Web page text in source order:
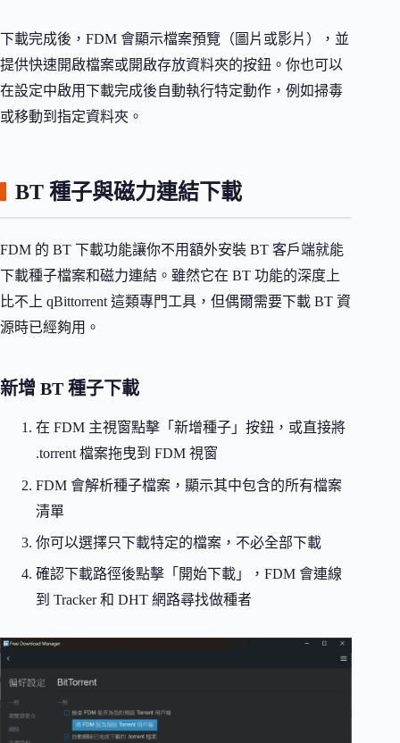
下載完成後，FDM 會顯示檔案預覽（圖片或影片），並
提供快速開啟檔案或開啟存放資料夾的按鈕。你也可以
在設定中啟用下載完成後自動執行特定動作，例如掃毒
或移動到指定資料夾。
BT 種子與磁力連結下載
FDM 的 BT 下載功能讓你不用額外安裝 BT 客戶端就能
下載種子檔案和磁力連結。雖然它在 BT 功能的深度上
比不上 qBittorrent 這類專門工具，但偶爾需要下載 BT 資
源時已經夠用。
新增 BT 種子下載
在 FDM 主視窗點擊「新增種子」按鈕，或直接將
.torrent 檔案拖曳到 FDM 視窗
FDM 會解析種子檔案，顯示其中包含的所有檔案
清單
你可以選擇只下載特定的檔案，不必全部下載
確認下載路徑後點擊「開始下載」，FDM 會連線
到 Tracker 和 DHT 網路尋找做種者